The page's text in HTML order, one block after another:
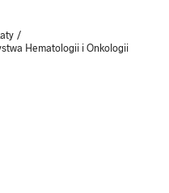
/
Hematologii i Onkologii